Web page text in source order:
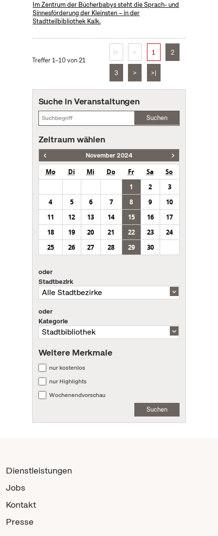
Im Zentrum der Bücherbabys steht die Sprach- und
Sinnesförderung der Kleinsten – in der
Stadtteilbibliothek Kalk.
Treffer 1–10 von 21
|< < 1 2
3 > >|
Suche in Veranstaltungen
Suchen
Zeitraum wählen
November 2024
Mo Di Mi Do Fr Sa
So
1
2
3
4
5 6 7 8 9
10
11
12 13 14 15 16
17
18
19 20 21 22 23
24
25
26 27 28 29 30
oder
Stadtbezirk
oder
Kategorie
Weitere Merkmale
nur kostenlos
nur Highlights
Wochenendvorschau
Suchen
Dienstleistungen
Jobs
Kontakt
Presse